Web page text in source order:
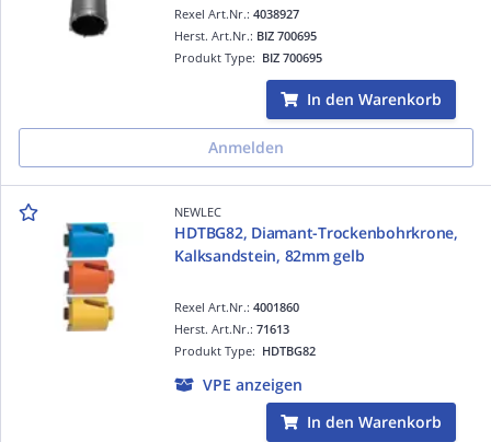
Rexel Art.Nr.:4038927
Produkt Type: BIZ 700695
Herst. Art.Nr.: BIZ 700695
In den Warenkorb
Anmelden
NEWLEC
HDTBG82, Diamant-Trockenbohrkrone,
Kalksandstein, 82mm gelb
Rexel Art.Nr.:4001860
Produkt Type: HDTBG82
Herst. Art.Nr.:71613
VPE anzeigen
In den Warenkorb